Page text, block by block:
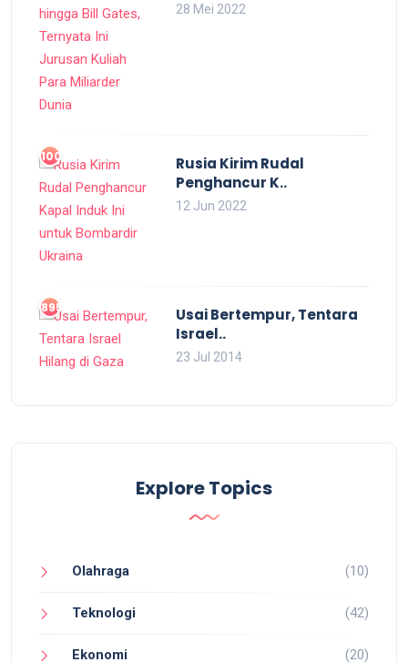
28 Mei 2022
1003
Rusia Kirim Rudal
Penghancur K..
12 Jun 2022
895
Usai Bertempur, Tentara
Israel..
23 Jul 2014
Explore Topics
Olahraga (10)
Teknologi (42)
Ekonomi (20)